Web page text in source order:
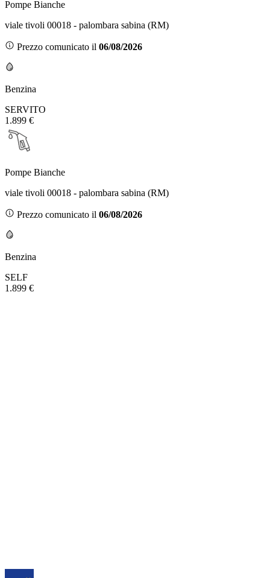
Pompe Bianche
viale tivoli 00018 - palombara sabina (RM)
Prezzo comunicato il 06/08/2026
Benzina
SERVITO
1.899 €
Pompe Bianche
viale tivoli 00018 - palombara sabina (RM)
Prezzo comunicato il 06/08/2026
Benzina
SELF
1.899 €